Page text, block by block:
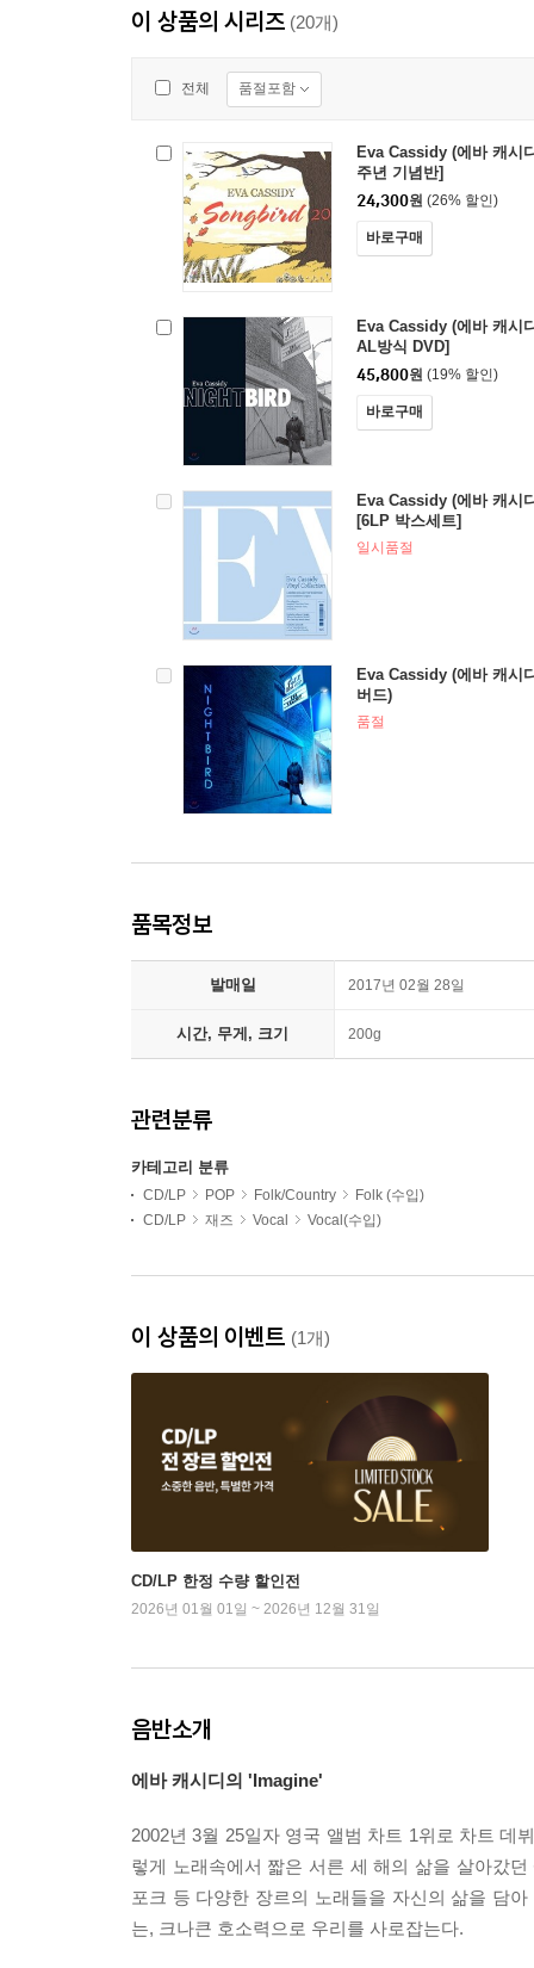
이 상품의 시리즈 (20개)
전체 품절포함
Eva Cassidy (에바 캐시
주년 기념반]
24,300원 (26% 할인)
바로구매
Eva Cassidy (에바 캐시
AL방식 DVD]
45,800원 (19% 할인)
바로구매
Eva Cassidy (에바 캐
[6LP 박스세트]
일시품절
Eva Cassidy (에바 캐시
버드)
품절
품목정보
발매일 2017년 02월 28일
시간, 무게, 크기 200g
관련분류
카테고리 분류
CD/LP POP Folk/Country
Folk (수입)
CD/LP
재즈 Vocal Vocal(수입)
이 상품의 이벤트 (1개)
CD/LP 한정 수량 할인전
2026년 01월 01일 ~ 2026년 12월 31일
음반소개
에바 캐시디의 'Imagine'
2002년 3월 25일자 영국 앨범 차트 1위로 차트 데
렇게 노래속에서 짧은 서른 세 해의 삶을 살아갔
포크 등 다양한 장르의 노래들을 자신의 삶을 담
는, 크나큰 호소력으로 우리를 사로잡는다.